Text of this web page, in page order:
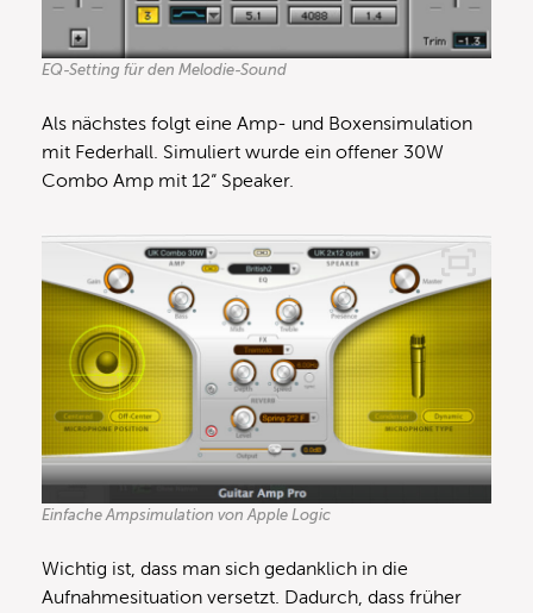
EQ-Setting für den Melodie-Sound
Als nächstes folgt eine Amp- und Boxensimulation
mit Federhall. Simuliert wurde ein offener 30W
Combo Amp mit 12“ Speaker.
Einfache Ampsimulation von Apple Logic
Wichtig ist, dass man sich gedanklich in die
Aufnahmesituation versetzt. Dadurch, dass früher